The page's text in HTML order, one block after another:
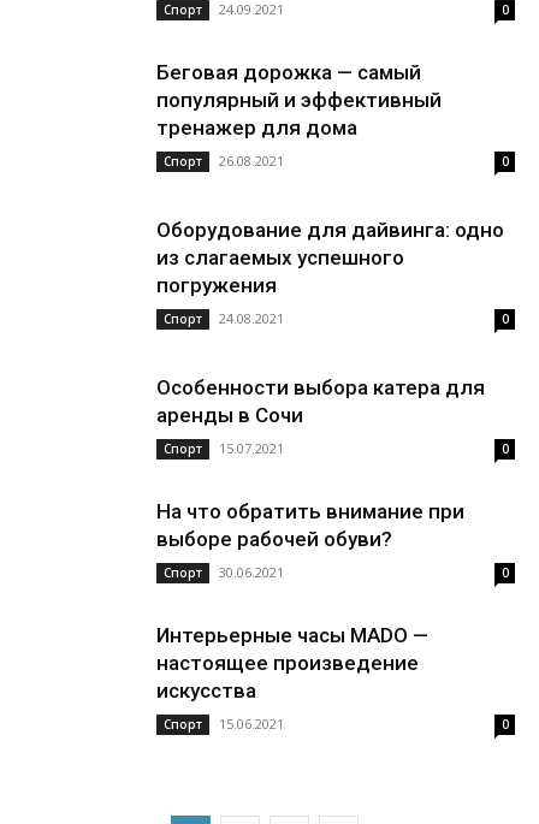
Спорт 24.09.2021 0
Беговая дорожка — самый
популярный и эффективный
тренажер для дома
Спорт 26.08.2021 0
Оборудование для дайвинга: одно
из слагаемых успешного
погружения
Спорт 24.08.2021 0
Особенности выбора катера для
аренды в Сочи
Спорт 15.07.2021 0
На что обратить внимание при
выборе рабочей обуви?
Спорт 30.06.2021 0
Интерьерные часы MADO —
настоящее произведение
искусства
Спорт 15.06.2021 0